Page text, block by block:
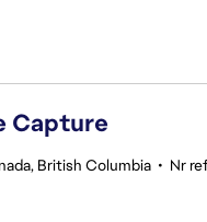
Capture
British Columbia • Nr